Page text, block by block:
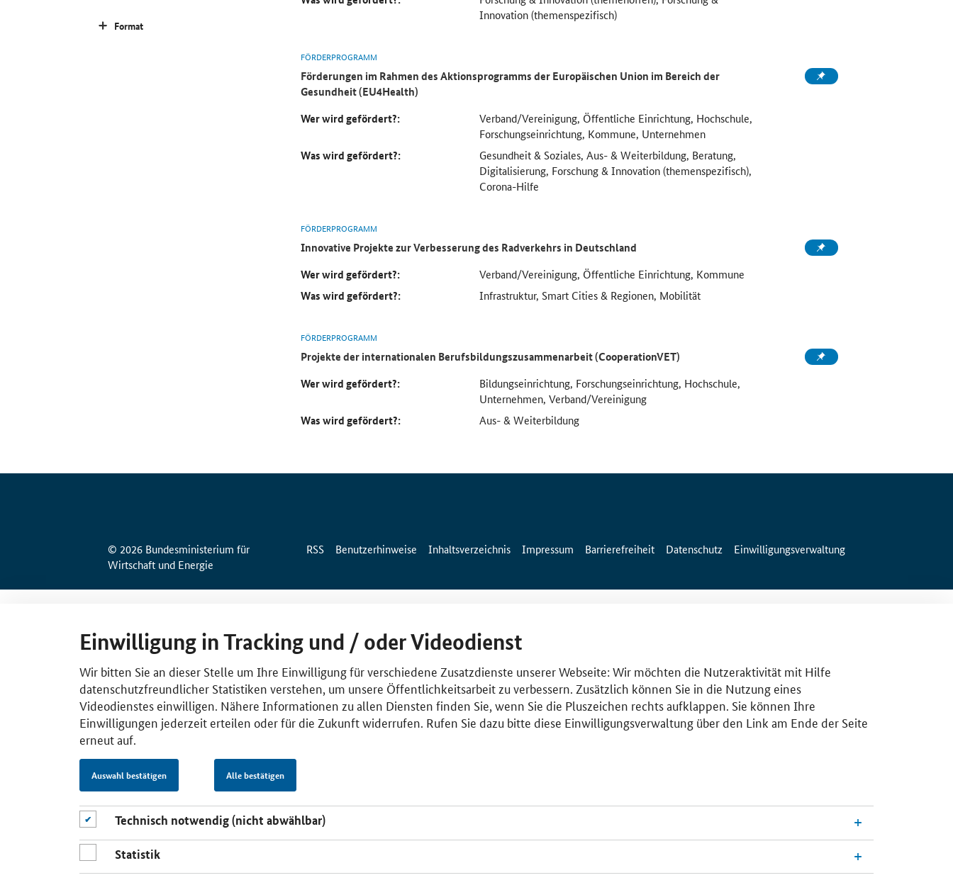
Innovation (themenspezifisch)
FÖRDERPROGRAMM
Förderungen im Rahmen des Aktionsprogramms der Europäischen Union im Bereich der
Gesundheit (EU4Health)
Wer wird gefördert?:
Verband/Vereinigung, Öffentliche Einrichtung, Hochschule,
Forschungseinrichtung, Kommune, Unternehmen
Was wird gefördert?:
Gesundheit & Soziales, Aus- & Weiterbildung, Beratung,
Digitalisierung, Forschung & Innovation (themenspezifisch),
Corona-Hilfe
FÖRDERPROGRAMM
Innovative Projekte zur Verbesserung des Radverkehrs in Deutschland
Wer wird gefördert?:
Verband/Vereinigung, Öffentliche Einrichtung, Kommune
Was wird gefördert?: Infrastruktur, Smart Cities & Regionen, Mobilität
FÖRDERPROGRAMM
Projekte der internationalen Berufsbildungszusammenarbeit (CooperationVET)
Wer wird gefördert?:
Bildungseinrichtung, Forschungseinrichtung, Hochschule,
Unternehmen, Verband/Vereinigung
Was wird gefördert?: Aus- & Weiterbildung
Format
© 2026 Bundesministerium für
Wirtschaft und Energie
RSS Benutzerhinweise Inhaltsverzeichnis Impressum Barrierefreiheit Datenschutz Einwilligungsverwaltung
Einwilligung in Tracking und / oder Videodienst
Wir bitten Sie an dieser Stelle um Ihre Einwilligung für verschiedene Zusatzdienste unserer Webseite: Wir möchten die Nutzeraktivität mit Hilfe
datenschutzfreundlicher Statistiken verstehen, um unsere Öffentlichkeitsarbeit zu verbessern. Zusätzlich können Sie in die Nutzung eines
Videodienstes einwilligen. Nähere Informationen zu allen Diensten finden Sie, wenn Sie die Pluszeichen rechts aufklappen. Sie können Ihre
Einwilligungen jederzeit erteilen oder für die Zukunft widerrufen. Rufen Sie dazu bitte diese Einwilligungsverwaltung über den Link am Ende der Seite
erneut auf.
Auswahl bestätigen Alle bestätigen
Technisch notwendig (nicht abwählbar)
Statistik